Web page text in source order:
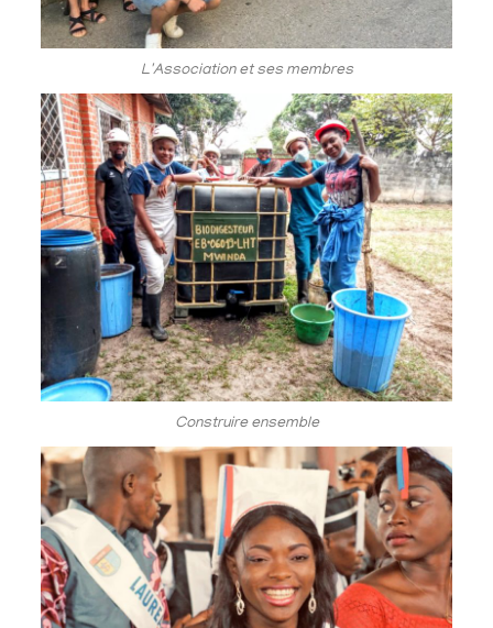
L'Association et ses membres
Construire ensemble